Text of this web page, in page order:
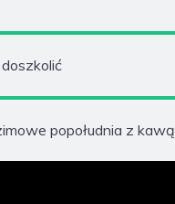
popołudnia z kawą